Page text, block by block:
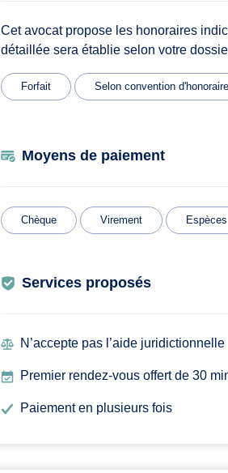
Cet avocat propose les honoraires
détaillée sera établie selon votre
Forfait Selon convention
Moyens de paiement
Chèque Virement Espèces
Services proposés
N’accepte pas l’aide juridictionnelle
Premier rendez-vous offert de 30
Paiement en plusieurs fois